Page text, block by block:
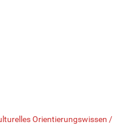
Orientierungswissen /